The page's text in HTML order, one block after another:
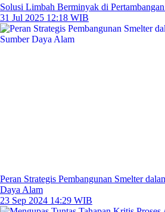
Solusi Limbah Berminyak di
31 Jul 2025 12:18 WIB
Peran Strategis Pembangunan Smelter
Daya Alam
23 Sep 2024 14:29 WIB